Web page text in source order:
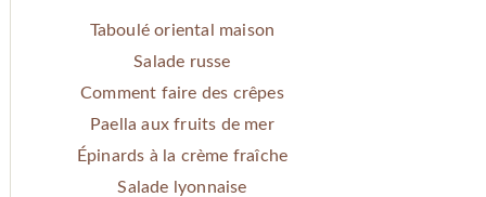
Taboulé oriental maison
Salade russe
Comment faire des crêpes
Paella aux fruits de mer
Épinards à la crème fraîche
Salade lyonnaise